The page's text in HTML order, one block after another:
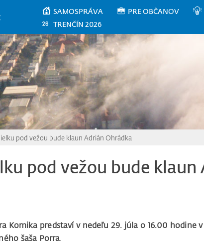
SAMOSPRÁVA PRE OBČANOV
TRENČÍN 2026
pod vežou bude klaun Adrián Ohrádka
pod vežou bude klaun
Komika predstaví v nedeľu 29. júla o 16.00 hodine
šaša Porra.